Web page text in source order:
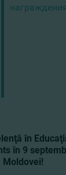
în
în 9
Moldovei!